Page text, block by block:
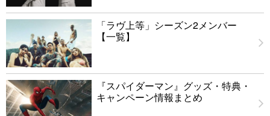
「ラヴ上等」シーズン2メンバー
【一覧】
『スパイダーマン』グッズ・特典・
キャンペーン情報まとめ